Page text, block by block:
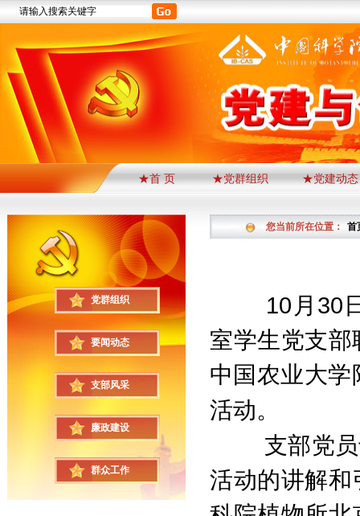
★首 页 ★党群组织 ★党建动态
党群组织
要闻动态
支部风采
廉政建设
群众工作
您当前所在位置： 首
10 月 30
室学生党支
中国农业大
活动。
支部党
活动的讲解